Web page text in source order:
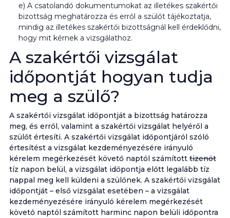
e) A csatolandó dokumentumokat az illetékes szakértői
bizottság meghatározza és erről a szülőt tájékoztatja,
mindig az illetékes szakértői bizottságnál kell érdeklődni,
hogy mit kérnek a vizsgálathoz.
A szakértői vizsgálat
időpontját hogyan tudja
meg a szülő?
A szakértői vizsgálat időpontját a bizottság határozza
meg, és erről, valamint a szakértői vizsgálat helyéről a
szülőt értesíti. A szakértői vizsgálat időpontjáról szóló
értesítést a vizsgálat kezdeményezésére irányuló
kérelem megérkezését követő naptól számított tizenöt
tíz napon belül, a vizsgálat időpontja előtt legalább tíz
nappal meg kell küldeni a szülőnek. A szakértői vizsgálat
időpontját – első vizsgálat esetében – a vizsgálat
kezdeményezésére irányuló kérelem megérkezését
követő naptól számított harminc napon belüli időpontra